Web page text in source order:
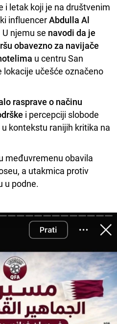
i letak koji je na društvenim
influencerAbdulla Al
U njemu se navodi da je
obavezno za navijače
u centru San
lokacije učešće označeno
rasprave o načinu
i percepciji slobode
kontekstu ranijih kritika na
međuvremenu obavila
a utakmica protiv
u podne.